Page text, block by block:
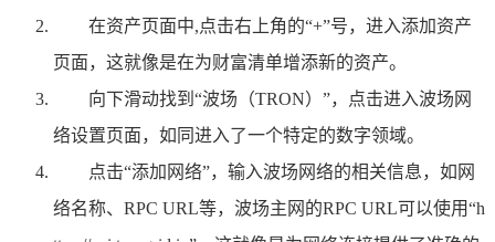
在资产页面中,点击右上角的“+”号，进入添加资产
页面，这就像是在为财富清单增添新的资产。
向下滑动找到“波场（TRON）”，点击进入波场网
络设置页面，如同进入了一个特定的数字领域。
点击“添加网络”，输入波场网络的相关信息，如网
络名称、RPC URL等，波场主网的RPC URL可以使用“h